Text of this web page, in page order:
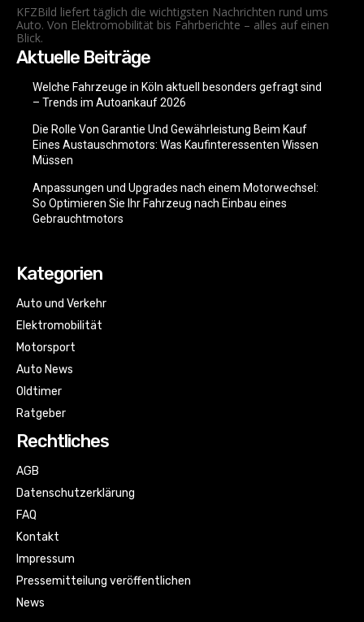
KFZBild liefert täglich die wichtigsten Nachrichten rund ums
Auto. Von Elektromobilität bis Fahrberichte – alles auf einen
Blick.
Aktuelle Beiträge
Welche Fahrzeuge in Köln aktuell besonders gefragt sind
– Trends im Autoankauf 2026
Die Rolle Von Garantie Und Gewährleistung Beim Kauf
Eines Austauschmotors: Was Kaufinteressenten Wissen
Müssen
Anpassungen und Upgrades nach einem Motorwechsel:
So Optimieren Sie Ihr Fahrzeug nach Einbau eines
Gebrauchtmotors
Kategorien
Auto und Verkehr
Elektromobilität
Motorsport
Auto News
Oldtimer
Ratgeber
Rechtliches
AGB
Datenschutzerklärung
FAQ
Kontakt
Impressum
Pressemitteilung veröffentlichen
News